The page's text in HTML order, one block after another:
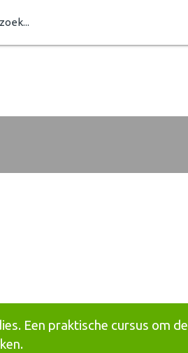
Een praktische cursus om de